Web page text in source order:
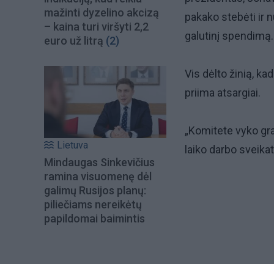
mažinti dyzelino akcizą
– kaina turi viršyti 2,2
euro už litrą (2)
Lietuva
Mindaugas Sinkevičius
ramina visuomenę dėl
galimų Rusijos planų:
piliečiams nereikėtų
papildomai baimintis
pakako stebėti ir
galutinį spendimą.
Vis dėlto žinią,
priima atsargiai.
„Komitete vyko
laiko darbo